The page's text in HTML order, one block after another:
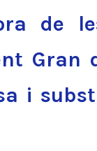
de
Gran
i